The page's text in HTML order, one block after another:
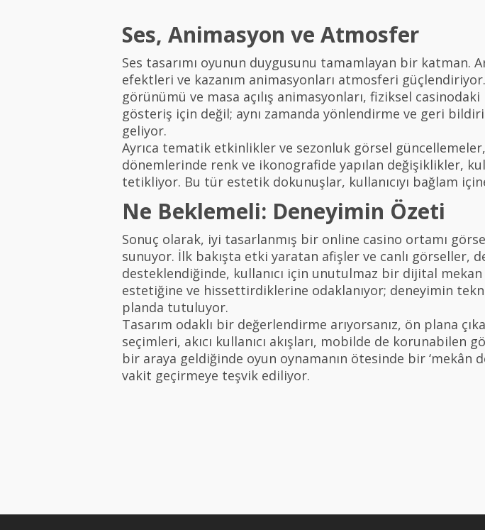
Ses, Animasyon ve Atmosfer
Ses tasarımı oyunun duygusunu tamamlayan bir katman.
efektleri ve kazanım animasyonları atmosferi
görünümü ve masa açılış animasyonları, fiziksel
gösteriş için değil; aynı zamanda yönlendirme ve geri
geliyor.
Ayrıca tematik etkinlikler ve sezonluk görsel
dönemlerinde renk ve ikonografide yapılan değişiklikler,
tetikliyor. Bu tür estetik dokunuşlar, kullanıcıyı bağlam
Ne Beklemeli: Deneyimin Özeti
Sonuç olarak, iyi tasarlanmış bir online casino ortamı
sunuyor. İlk bakışta etki yaratan afişler ve canlı
desteklendiğinde, kullanıcı için unutulmaz bir dijital mekan
estetiğine ve hissettirdiklerine odaklanıyor; deneyimin
planda tutuluyor.
Tasarım odaklı bir değerlendirme arıyorsanız, ön plana
seçimleri, akıcı kullanıcı akışları, mobilde de
bir araya geldiğinde oyun oynamanın ötesinde bir
vakit geçirmeye teşvik ediliyor.